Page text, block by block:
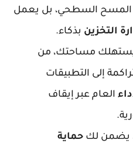
المسح السطحي، بل يعمل
التخزين بذكاء.
مساحتك، من
إلى التطبيقات
العام عبر إيقاف
يضمن لك حماية